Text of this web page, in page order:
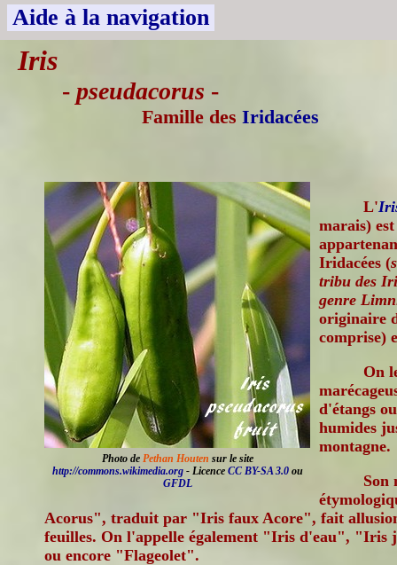
Aide à la navigation
Iris
- pseudacorus -
Famille des Iridacées
Photo de Pethan Houten sur le site
http://commons.wikimedia.org- Licence CC BY-SA 3.0ou
GFDL
L'
marais) est
Iridacées (
tribu des
genre
originaire
comprise)
On
d'étangs
humides
montagne.
Son
Acorus", traduit par "Iris faux Acore", fait
feuilles. On l'appelle également "Iris d'eau", "Iris
ou encore "Flageolet".